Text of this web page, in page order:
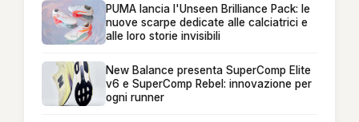
PUMA lancia l'Unseen Brilliance Pack: le
nuove scarpe dedicate alle calciatrici e
alle loro storie invisibili
New Balance presenta SuperComp Elite
v6 e SuperComp Rebel: innovazione per
ogni runner